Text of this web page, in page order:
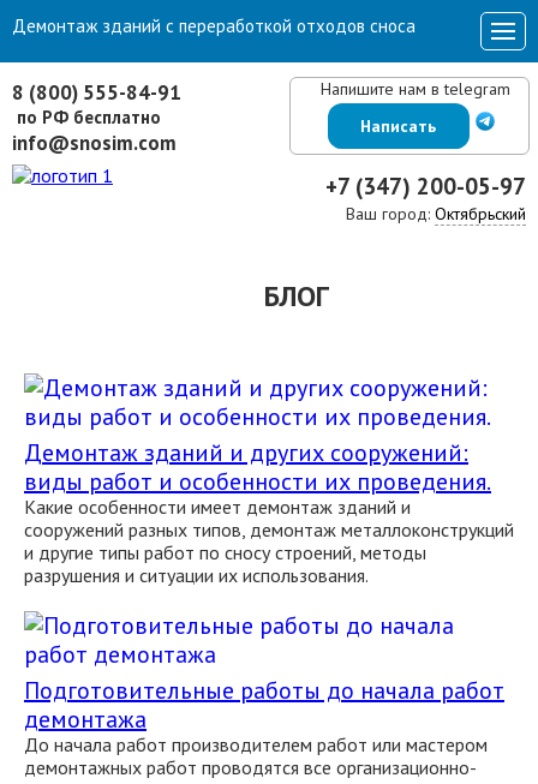
8 (800) 555-84-91
по РФ бесплатно
info@snosim.com
Напишите нам в telegram
Написать
+7 (347) 200-05-97
Ваш город: Октябрьский
Демонтаж зданий с переработкой отходов сноса
БЛОГ
Демонтаж зданий и других сооружений:
виды работ и особенности их проведения.
Какие особенности имеет демонтаж зданий и
сооружений разных типов, демонтаж металлоконструкций
и другие типы работ по сносу строений, методы
разрушения и ситуации их использования.
Подготовительные работы до начала работ
демонтажа
До начала работ производителем работ или мастером
демонтажных работ проводятся все организационно-